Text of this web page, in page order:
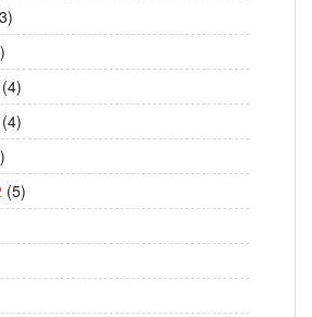
(4)
(4)
(5)